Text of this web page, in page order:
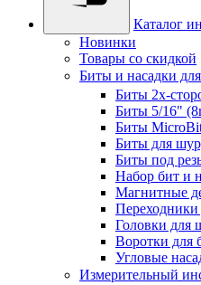
Каталог
Новинки
Товары со скидкой
Биты и насадки
Биты 2х-
Биты 5/16"
Биты
Биты для
Биты под
Набор бит и
Магнитные
Переходники
Головки для
Воротки для
Угловые
Измерительный